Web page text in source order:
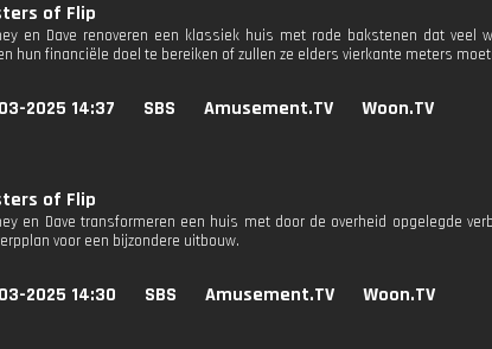
of Flip
en Dave renoveren een klassiek huis met rode bakstenen dat veel
hun financiële doel te bereiken of zullen ze elders vierkante meters
2025 14:37 SBS Amusement.TV Woon.TV
of Flip
en Dave transformeren een huis met door de overheid opgelegde
voor een bijzondere uitbouw.
2025 14:30 SBS Amusement.TV Woon.TV